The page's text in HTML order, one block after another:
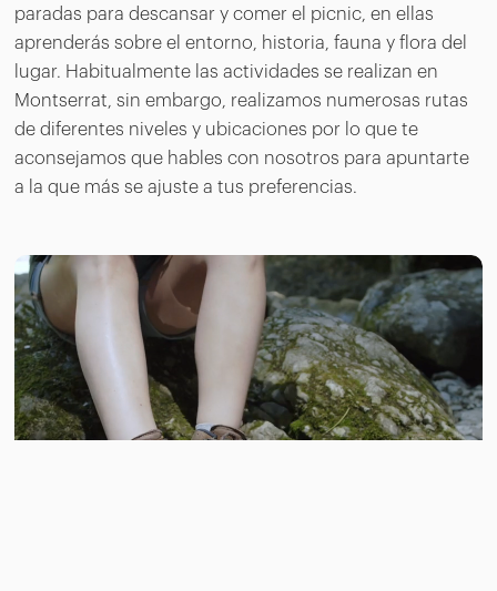
paradas para descansar y comer el picnic, en ellas
aprenderás sobre el entorno, historia, fauna y flora del
lugar. Habitualmente las actividades se realizan en
Montserrat, sin embargo, realizamos numerosas rutas
de diferentes niveles y ubicaciones por lo que te
aconsejamos que hables con nosotros para apuntarte
a la que más se ajuste a tus preferencias.